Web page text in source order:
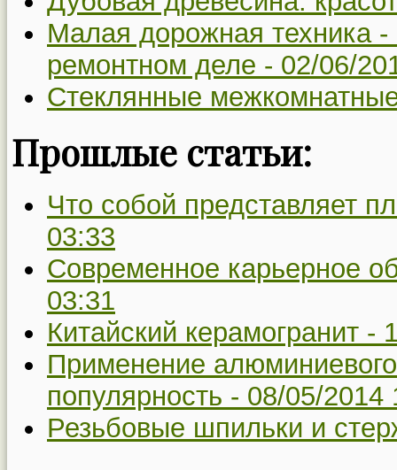
Малая дорожная техника
ремонтном деле - 02/06/
Стеклянные
Прошлые статьи:
Что собой представляет
03:33
Современное карьерное
03:31
Китайский керамогранит -
Применение
популярность - 08/05/2014
Резьбовые шпильки и